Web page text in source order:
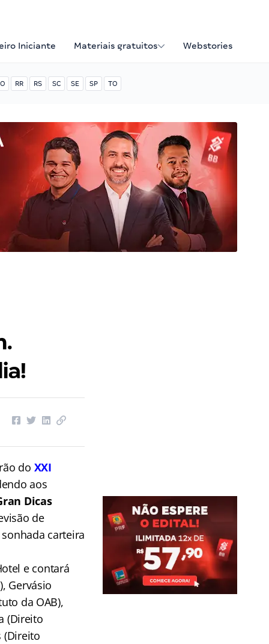
Iniciante Materiais gratuitos Webstories
RR RS SC SE SP TO
do XXI
aos
Dicas
de
carteira
e contará
Gervásio
da OAB),
(Direito
(Direito